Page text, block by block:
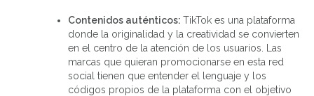
Contenidos auténticos: TikTok es una plataforma
donde la originalidad y la creatividad se convierten
en el centro de la atención de los usuarios. Las
marcas que quieran promocionarse en esta red
social tienen que entender el lenguaje y los
códigos propios de la plataforma con el objetivo